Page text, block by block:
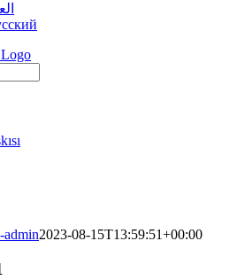
2023-08-15T13:59:51+00:00